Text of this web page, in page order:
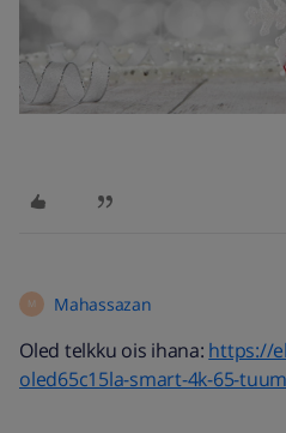
M Mahassazan
Oled telkku ois ihana: https://
oled65c15la-smart-4k-65-